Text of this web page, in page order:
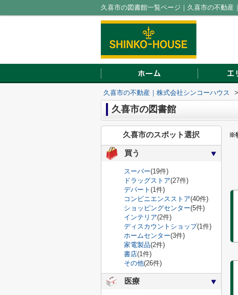
久喜市の図書館一覧ページ｜久喜市の不動産
久喜市の不動産｜株式会社シンコーハウス >
久喜市の図書館
※
久喜市のスポット選択
買う
スーパー(19件)
ドラッグストア(27件)
デパート (1件)
コンビニエンスストア(40件)
ショッピングセンター(5件)
インテリア(2件)
ディスカウントショップ(1件)
ホームセンター(3件)
家電製品(2件)
書店(1件)
その他(26件)
医療